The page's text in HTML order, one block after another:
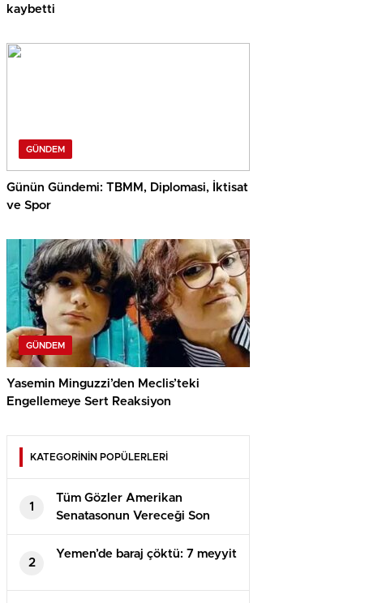
kaybetti
GÜNDEM
Günün Gündemi: TBMM, Diplomasi, İktisat
ve Spor
GÜNDEM
Yasemin Minguzzi’den Meclis’teki
Engellemeye Sert Reaksiyon
KATEGORİNİN POPÜLERLERİ
1
Tüm Gözler Amerikan
Senatasonun Vereceği Son
Kararda
2
Yemen’de baraj çöktü: 7 meyyit